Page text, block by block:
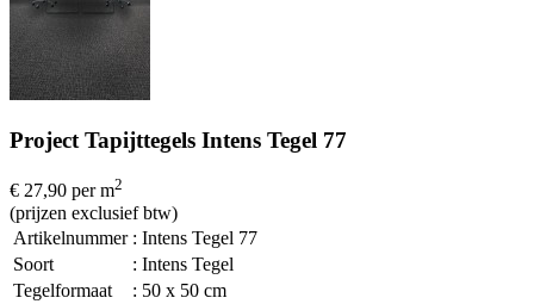
Project Tapijttegels Intens Tegel 77
€ 27,90 per m2
(prijzen exclusief btw)
Artikelnummer : Intens Tegel 77
Soort
: Intens Tegel
Tegelformaat
: 50 x 50 cm